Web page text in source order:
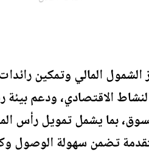
الشمول المالي وتمكين
الاقتصادي، ودعم
بما يشمل تمويل رأس
تضمن سهولة الوصول